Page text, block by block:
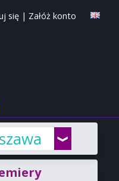
się | Załóż konto